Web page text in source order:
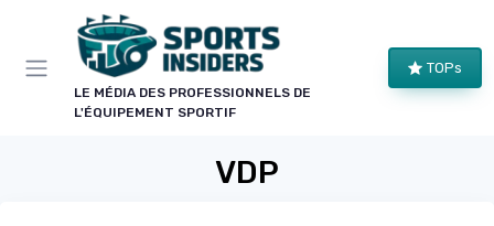
LE MÉDIA DES PROFESSIONNELS DE
L'ÉQUIPEMENT SPORTIF
TOPs
VDP
Panneau de gestion des cookies